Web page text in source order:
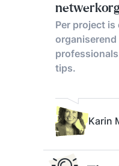
Per project is
tips.
Karin